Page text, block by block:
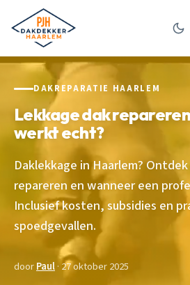
DAKREPARATIE HAARLEM
Lekkage dak
werkt echt?
Daklekkage in Haarlem?
repareren en wanneer een
Inclusief kosten, subsidies en
spoedgevallen.
doorPaul· 27 oktober 2025